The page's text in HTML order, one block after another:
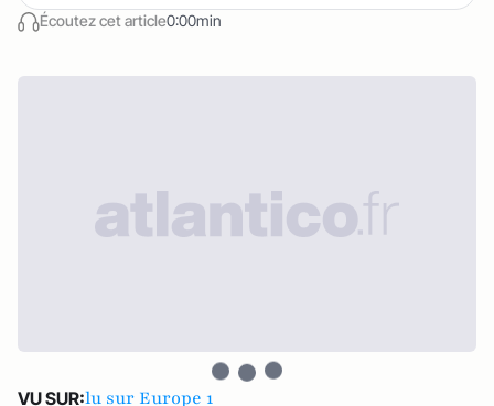
Écoutez cet article0:00min
VU SUR:lu sur Europe 1